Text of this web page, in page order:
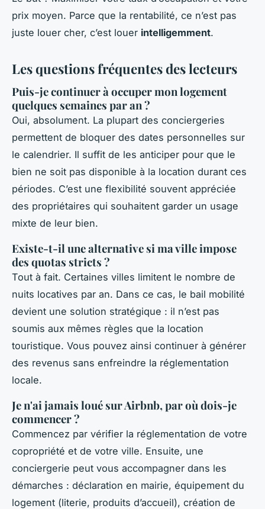
prix moyen. Parce que la rentabilité, ce n’est pas
juste louer cher, c’est louer intelligemment.
Les questions fréquentes des lecteurs
Puis-je continuer à occuper mon logement
quelques semaines par an ?
Oui, absolument. La plupart des conciergeries
permettent de bloquer des dates personnelles sur
le calendrier. Il suffit de les anticiper pour que le
bien ne soit pas disponible à la location durant ces
périodes. C’est une flexibilité souvent appréciée
des propriétaires qui souhaitent garder un usage
mixte de leur bien.
Existe-t-il une alternative si ma ville impose
des quotas stricts ?
Tout à fait. Certaines villes limitent le nombre de
nuits locatives par an. Dans ce cas, le bail mobilité
devient une solution stratégique : il n’est pas
soumis aux mêmes règles que la location
touristique. Vous pouvez ainsi continuer à générer
des revenus sans enfreindre la réglementation
locale.
Je n'ai jamais loué sur Airbnb, par où dois-je
commencer ?
Commencez par vérifier la réglementation de votre
copropriété et de votre ville. Ensuite, une
conciergerie peut vous accompagner dans les
démarches : déclaration en mairie, équipement du
logement (literie, produits d’accueil), création de